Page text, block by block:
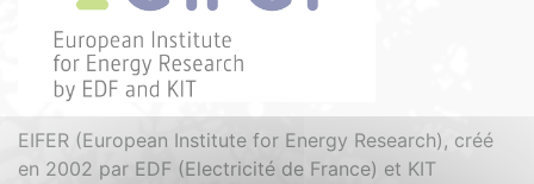
EIFER (European Institute for Energy Research), créé
en 2002 par EDF (Electricité de France) et KIT